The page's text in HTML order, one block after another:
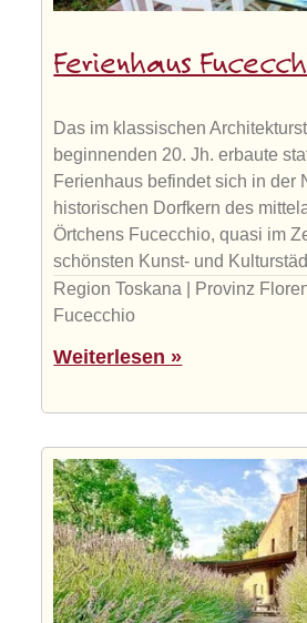
Ferienhaus
Das im klassischen
beginnenden 20. Jh. erbaute
Ferienhaus befindet sich in der
historischen Dorfkern des
Örtchens Fucecchio, quasi im
schönsten Kunst- und
Region Toskana | Provinz
Fucecchio
Weiterlesen »